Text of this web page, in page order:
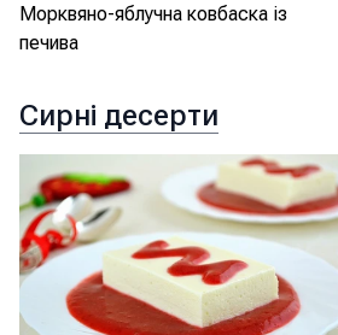
Морквяно-яблучна ковбаска із
печива
Сирні десерти